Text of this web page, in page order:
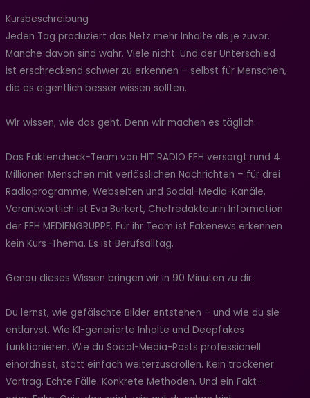
Kursbeschreibung
Jeden Tag produziert das Netz mehr Inhalte als je zuvor.
Manche davon sind wahr. Viele nicht. Und der Unterschied
ist erschreckend schwer zu erkennen – selbst für Menschen,
die es eigentlich besser wissen sollten.
Wir wissen, wie das geht. Denn wir machen es täglich.
Das Faktencheck-Team von HIT RADIO FFH versorgt rund 4
Millionen Menschen mit verlässlichen Nachrichten – für drei
Radioprogramme, Webseiten und Social-Media-Kanäle.
Verantwortlich ist Eva Burkert, Chefredakteurin Information
der FFH MEDIENGRUPPE. Für ihr Team ist Fakenews erkennen
kein Kurs-Thema. Es ist Berufsalltag.
Genau dieses Wissen bringen wir in 90 Minuten zu dir.
Du lernst, wie gefälschte Bilder entstehen – und wie du sie
entlarvst. Wie KI-generierte Inhalte und Deepfakes
funktionieren. Wie du Social-Media-Posts professionell
einordnest, statt einfach weiterzuscrollen. Kein trockener
Vortrag. Echte Fälle. Konkrete Methoden. Und ein Fakt-